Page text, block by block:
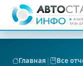
Главная | Все